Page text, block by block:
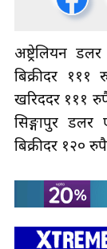
अष्ट्रेलियन
बिक्रीदर
खरिददर १११
सिङ्गापुर
बिक्रीदर १२०